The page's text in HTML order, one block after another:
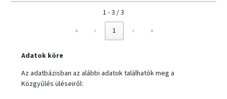
1 - 3 / 3
«
‹ 1 › »
Adatok köre
Az adatbázisban az alábbi adatok találhatók meg a
Közgyűlés üléseiről: